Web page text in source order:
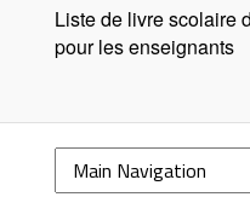
Liste de livre scolaire
pour les enseignants